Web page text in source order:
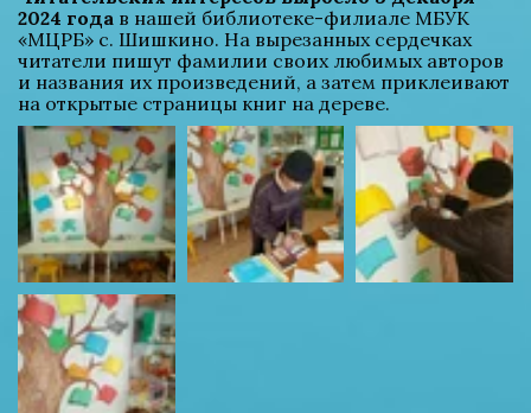
2024 года в нашей библиотеке-филиале МБУК
«МЦРБ» с. Шишкино. На вырезанных сердечках
читатели пишут фамилии своих любимых авторов
и названия их произведений, а затем приклеивают
на открытые страницы книг на дереве.